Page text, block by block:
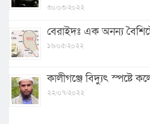
৩০/০৩/২০২২
বেরাইদঃ এক অনন্য
১৬/০৫/২০২২
কালীগঞ্জে বিদ্যুৎ স্পষ্টে
২২/০৭/২০২২